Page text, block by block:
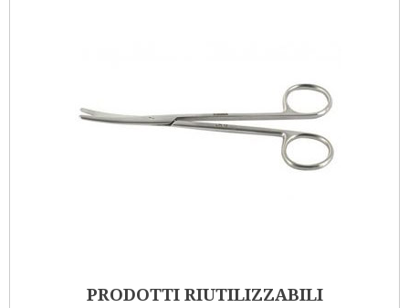
PRODOTTI RIUTILIZZABILI